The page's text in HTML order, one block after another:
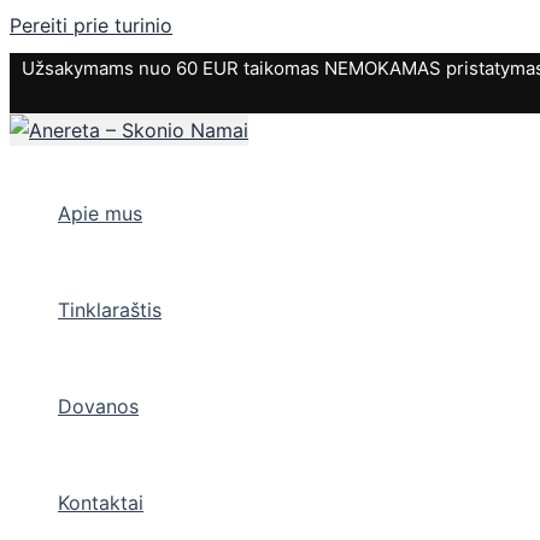
Pereiti prie turinio
Užsakymams nuo 60 EUR taikomas NEMOKAMAS
Apie mus
Tinklaraštis
Dovanos
Kontaktai